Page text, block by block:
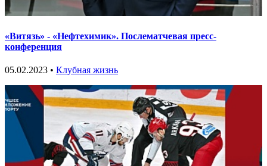
«Витязь» - «Нефтехимик». Послематчевая пресс-
конференция
05.02.2023 • Клубная жизнь